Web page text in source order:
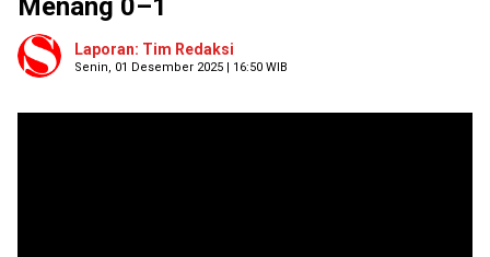
Menang 0–1
Laporan: Tim Redaksi
Senin, 01 Desember 2025 | 16:50 WIB